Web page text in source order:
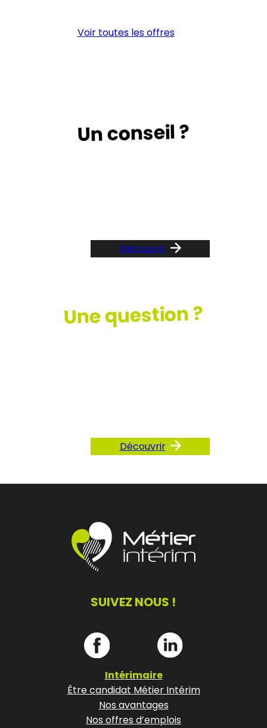
Voir toutes les offres
Un conseil ?
Découvrir
Une question ?
Découvrir
SUIVEZ NOUS !
Intérimaire
Être candidat Métier Intérim
Nos avantages
Nos offres d’emplois